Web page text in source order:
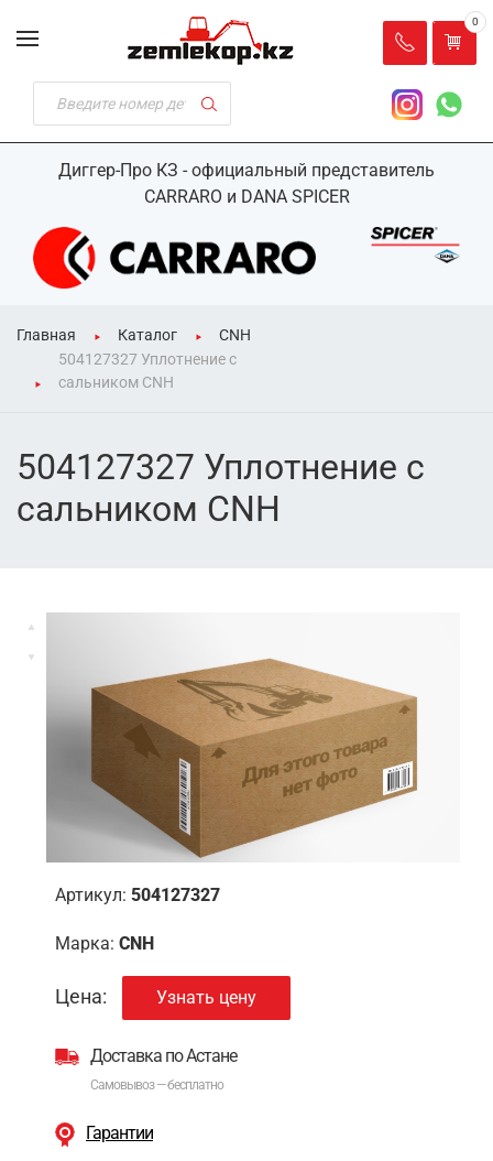
Диггер-Про КЗ - официальный представитель
CARRARO и DANA SPICER
0
Главная Каталог
CNH
504127327 Уплотнение с
сальником CNH
504127327 Уплотнение с
сальником CNH
Артикул: 504127327
Марка: CNH
Цена: Узнать цену
Доставка по Астане
Самовывоз — бесплатно
Гарантии